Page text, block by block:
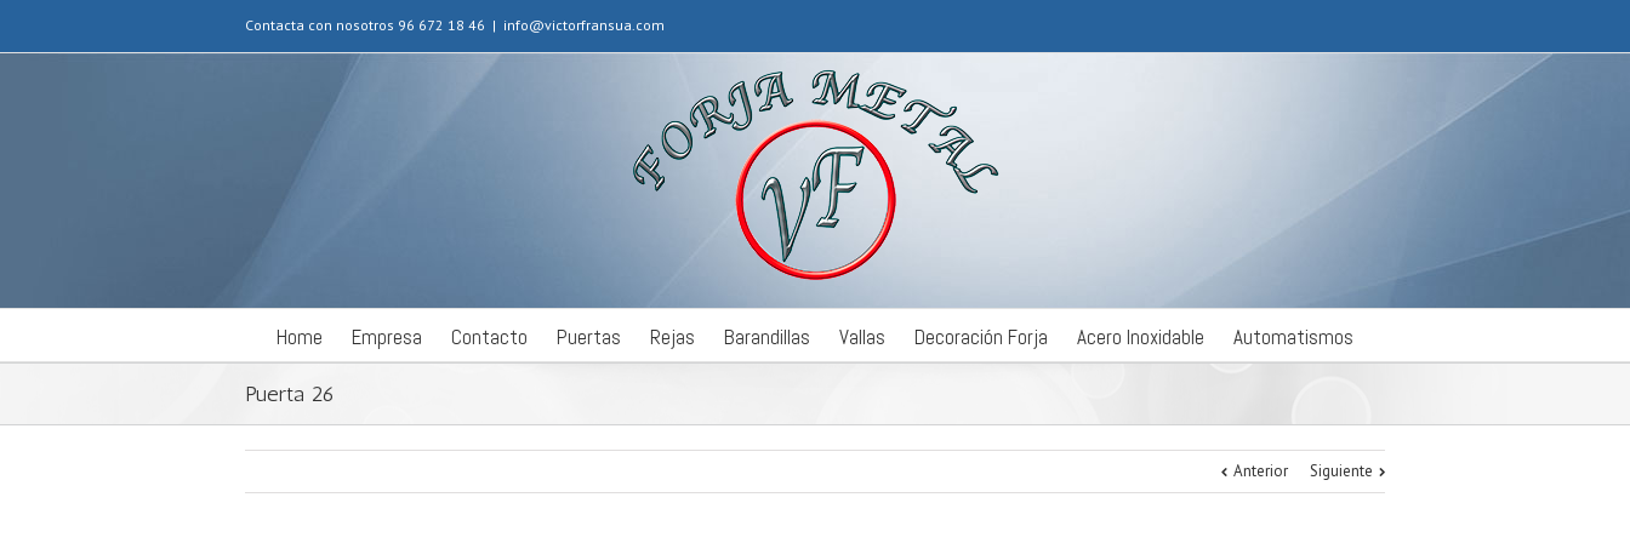
Contacta con nosotros 96 672 18 46 | info@victorfransua.com
Home Empresa Contacto Puertas Rejas Barandillas Vallas Decoración Forja Acero Inoxidable Automatismos
Puerta 26
Anterior Siguiente